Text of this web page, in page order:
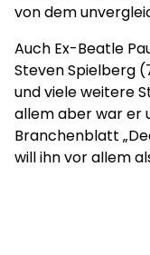
von dem
Auch Ex-Beatle
Steven Spielberg
und viele weitere
allem aber war er
Branchenblatt
will ihn vor allem